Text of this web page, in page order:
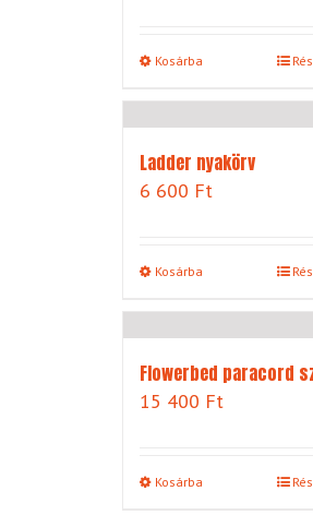
Kosárba
Ladder nyakörv
6 600 Ft
Kosárba
Flowerbed paracord
15 400 Ft
Kosárba